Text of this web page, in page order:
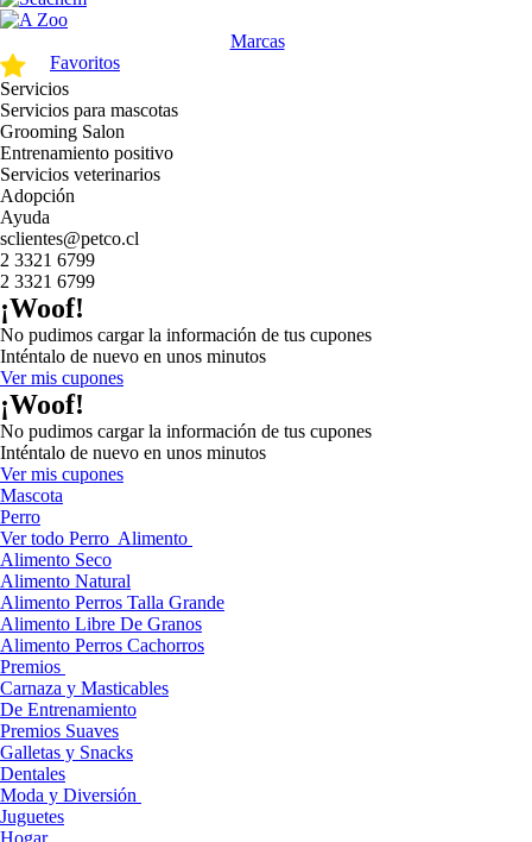
Marcas
Favoritos
Servicios
Servicios para mascotas
Grooming Salon
Entrenamiento positivo
Servicios veterinarios
Adopción
Ayuda
sclientes@petco.cl
2 3321 6799
2 3321 6799
¡Woof!
No pudimos cargar la información de tus cupones
Inténtalo de nuevo en unos minutos
Ver mis cupones
¡Woof!
No pudimos cargar la información de tus cupones
Inténtalo de nuevo en unos minutos
Ver mis cupones
Mascota
Perro
Ver todo Perro Alimento
Alimento Seco
Alimento Natural
Alimento Perros Talla Grande
Alimento Libre De Granos
Alimento Perros Cachorros
Premios
Carnaza y Masticables
De Entrenamiento
Premios Suaves
Galletas y Snacks
Dentales
Moda y Diversión
Juguetes
Hogar